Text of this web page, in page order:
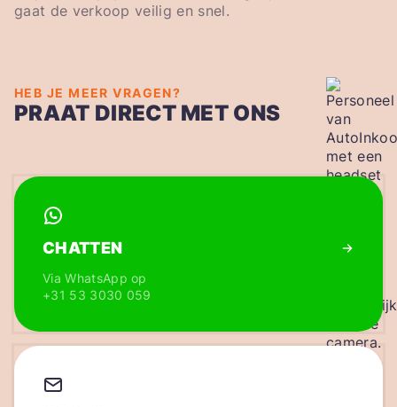
gaat de verkoop veilig en snel.
HEB JE MEER VRAGEN?
PRAAT DIRECT MET ONS
CHATTEN
Via WhatsApp op
+31 53 3030 059